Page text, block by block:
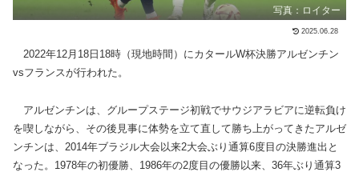
写真：ロイター
2025.06.28
2022年12月18日18時（現地時間）にカタールW杯決勝アルゼンチン
vsフランスが行われた。
アルゼンチンは、グループステージ初戦でサウジアラビアに逆転負け
を喫しながら、その後見事に体勢を立て直して勝ち上がってきたアルゼ
ンチンは、2014年ブラジル大会以来2大会ぶり通算6度目の決勝進出と
なった。1978年の初優勝、1986年の2度目の優勝以来、36年ぶり通算3